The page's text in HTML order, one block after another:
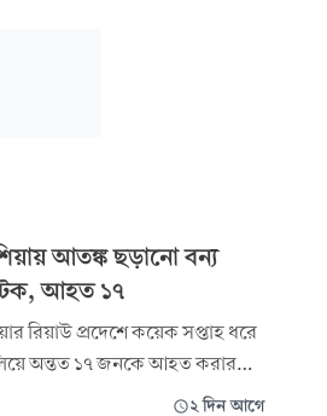
আতঙ্ক ছড়ানো বন্য
আহত ১৭
রিয়াউ প্রদেশে কয়েক সপ্তাহ ধরে
অন্তত ১৭ জনকে আহত করার
একটি বন্য বানর আটক করেছে২ দিন আগে